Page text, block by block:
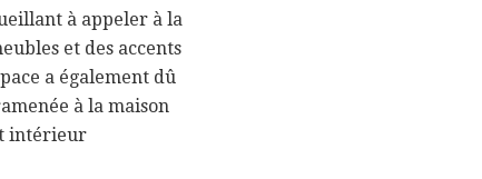
à appeler à la
et des accents
a également dû
à la maison
intérieur